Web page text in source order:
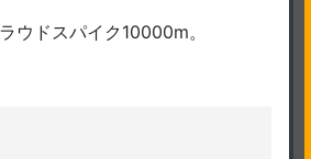
ウドスパイク10000m。